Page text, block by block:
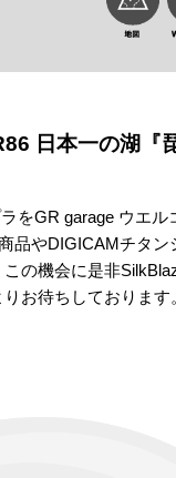
日本一の湖『
をGR garage ウエル
品やDIGICAMチタ
の機会に是非
お待ちしております